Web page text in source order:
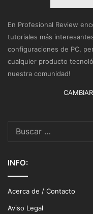
En Profesional Review
tutoriales más
configuraciones de PC,
cualquier producto
nuestra comunidad!
INFO:
Acerca de / Contacto
Aviso Legal